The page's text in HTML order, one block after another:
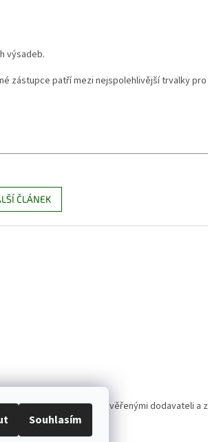
Souhlasím
výsadeb.
zástupce patří mezi nejspolehlivější trvalky pro
ČLÁNEK
Spolupracujeme s prověřenými dodavateli a